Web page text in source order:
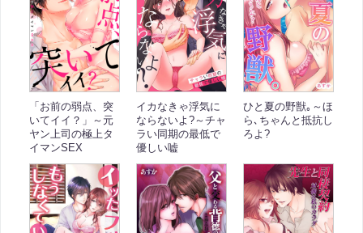
「お前の弱点、突
いてイイ？」～元
ヤン上司の極上タ
イマンSEX
イカなきゃ浮気に
ならないよ?～チャ
ラい同期の最低で
優しい嘘
ひと夏の野獣｡～ほ
ら､ちゃんと抵抗し
ろよ?